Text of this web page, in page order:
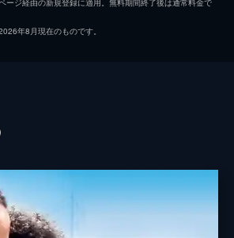
クリス・バワーズ
ティム・ホワイト
年8月現在のものです。